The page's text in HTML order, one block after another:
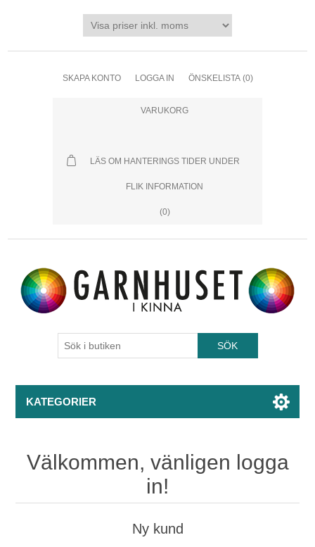
SKAPA KONTO LOGGA IN ÖNSKELISTA (0)
VARUKORG
LÄS OM HANTERINGS TIDER UNDER
FLIK INFORMATION
(0)
KATEGORIER
Välkommen, vänligen logga
in!
Ny kund